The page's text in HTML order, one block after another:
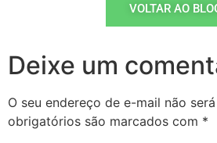
VOLTAR AO
Deixe um
O seu endereço de e-mail não
obrigatórios são marcados com *